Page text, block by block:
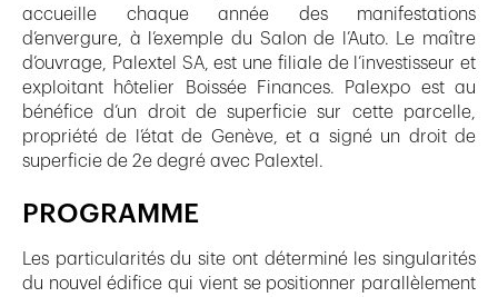
accueille chaque année des manifestations
d’envergure, à l’exemple du Salon de l’Auto. Le maître
d’ouvrage, Palextel SA, est une filiale de l’investisseur et
exploitant hôtelier Boissée Finances. Palexpo est au
bénéfice d’un droit de superficie sur cette parcelle,
propriété de l’état de Genève, et a signé un droit de
superficie de 2e degré avec Palextel.
PROGRAMME
Les particularités du site ont déterminé les singularités
du nouvel édifice qui vient se positionner parallèlement